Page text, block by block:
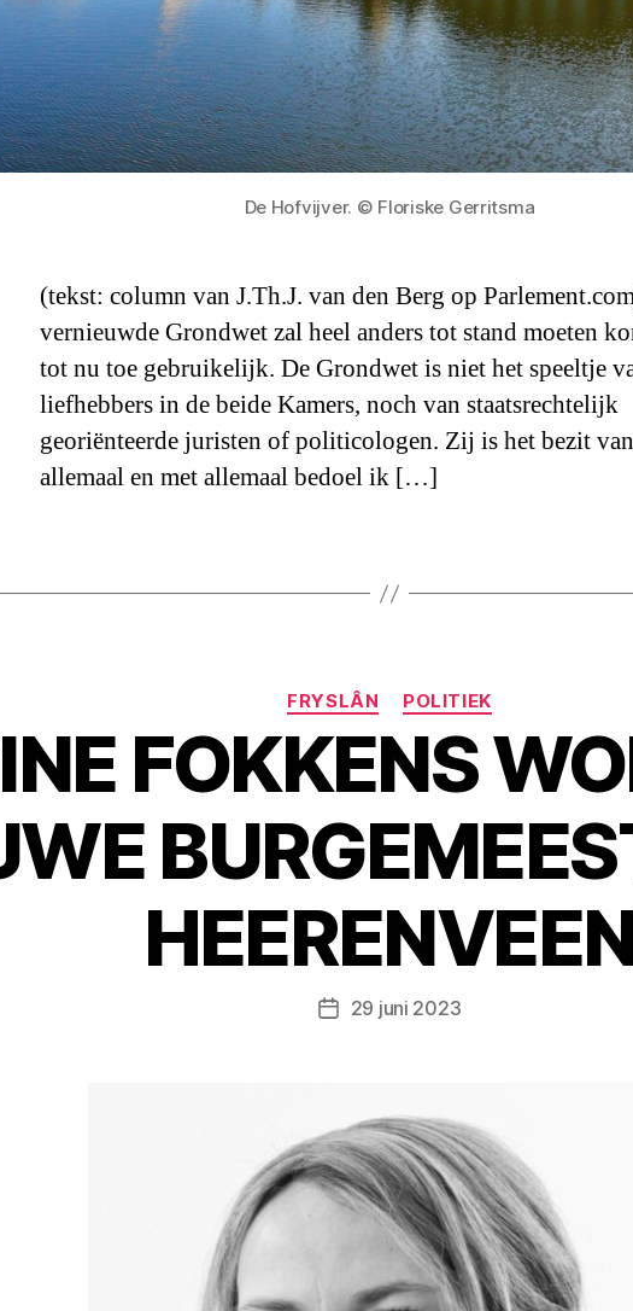
De Hofvijver. © Floriske Gerritsma
(tekst: column van J.Th.J. van den Berg op
vernieuwde Grondwet zal heel anders tot stand moeten
tot nu toe gebruikelijk. De Grondwet is niet het speeltje
liefhebbers in de beide Kamers, noch van staatsrechtelijk
georiënteerde juristen of politicologen. Zij is het bezit
allemaal en met allemaal bedoel ik […]
Categorieën
FRYSLÂN POLITIEK
FOKKENS
Berichtdatum
29 juni 2023